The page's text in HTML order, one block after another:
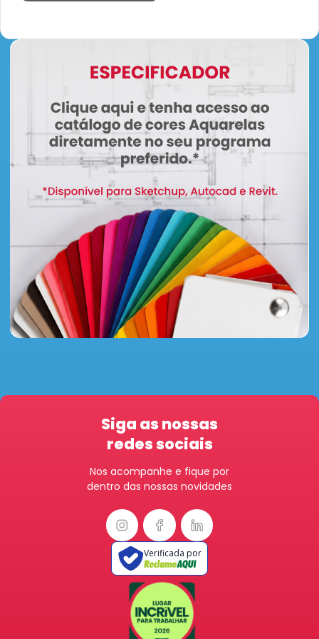
Siga as nossas
redes sociais
Nos acompanhe e fique por
dentro das nossas novidades
Verificada por